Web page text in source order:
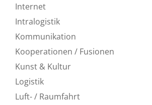
Internet
Intralogistik
Kommunikation
Kooperationen / Fusionen
Kunst & Kultur
Logistik
Luft- / Raumfahrt